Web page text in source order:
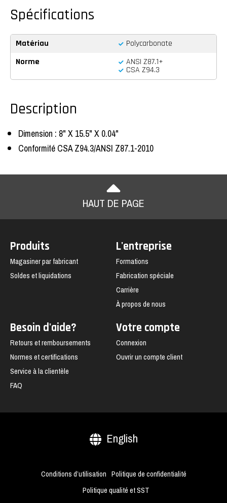
Spécifications
Matériau
Polycarbonate
Norme
ANSI Z87.1+
CSA Z94.3
Description
Dimension : 8" X 15.5" X 0.04"
Conformité CSA Z94.3/ANSI Z87.1-2010
HAUT DE PAGE
Produits
Magasiner par fabricant
Soldes et liquidations
L'entreprise
Formations
Fabrication spéciale
Carrière
À propos de nous
Besoin d'aide?
Retours et remboursements
Normes et certifications
Service à la clientèle
FAQ
Votre compte
Connexion
Ouvrir un compte client
English
Conditions d’utilisation Politique de confidentialité
Politique qualité et SST